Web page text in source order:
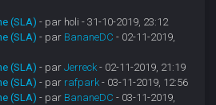
(SLA) - par holi - 31-10-2019, 23:12
(SLA) - par BananeDC - 02-11-2019,
(SLA) - parJerreck - 02-11-2019, 21:19
(SLA) - par rafpark - 03-11-2019, 12:56
(SLA) - par BananeDC - 03-11-2019,